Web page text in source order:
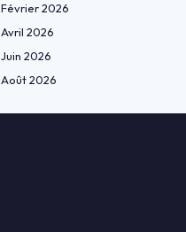
Février 2026
Avril 2026
Juin 2026
Août 2026